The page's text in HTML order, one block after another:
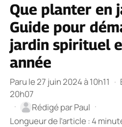
Que planter en
Guide pour
jardin spirituel
année
Paru le 27 juin 2024 à 10h11 ·
20h07
·
Rédigé parPaul ·
Longueur de l’article : 4